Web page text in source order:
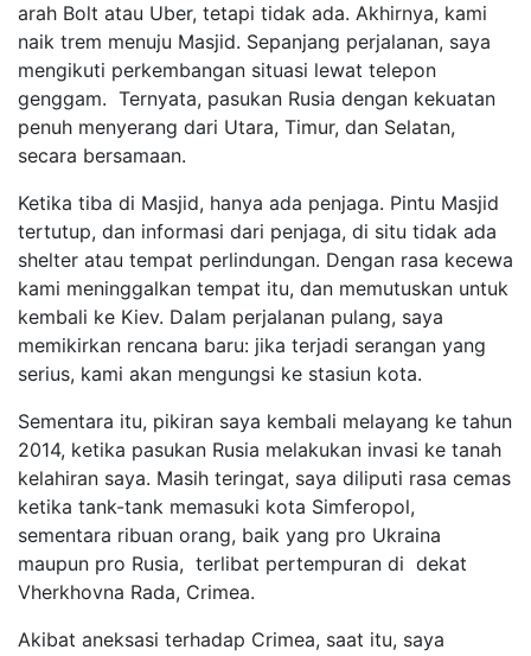
arah Bolt atau Uber, tetapi tidak ada. Akhirnya, kami
naik trem menuju Masjid. Sepanjang perjalanan, saya
mengikuti perkembangan situasi lewat telepon
genggam. Ternyata, pasukan Rusia dengan kekuatan
penuh menyerang dari Utara, Timur, dan Selatan,
secara bersamaan.
Ketika tiba di Masjid, hanya ada penjaga. Pintu Masjid
tertutup, dan informasi dari penjaga, di situ tidak ada
shelter atau tempat perlindungan. Dengan rasa kecewa
kami meninggalkan tempat itu, dan memutuskan untuk
kembali ke Kiev. Dalam perjalanan pulang, saya
memikirkan rencana baru: jika terjadi serangan yang
serius, kami akan mengungsi ke stasiun kota.
Sementara itu, pikiran saya kembali melayang ke tahun
2014, ketika pasukan Rusia melakukan invasi ke tanah
kelahiran saya. Masih teringat, saya diliputi rasa cemas
ketika tank-tank memasuki kota Simferopol,
sementara ribuan orang, baik yang pro Ukraina
maupun pro Rusia, terlibat pertempuran di dekat
Vherkhovna Rada, Crimea.
Akibat aneksasi terhadap Crimea, saat itu, saya